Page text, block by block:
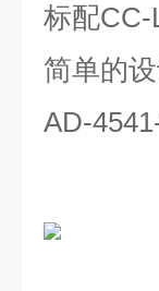
标配CC-
简单的
AD-